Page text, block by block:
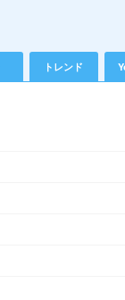
トレンド